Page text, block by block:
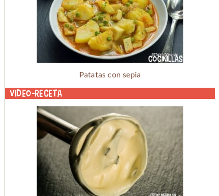
Patatas con sepia
Video-receta